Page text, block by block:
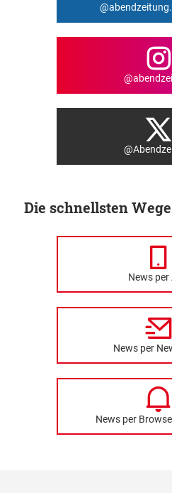
Die schnellsten
News per
News per
News per